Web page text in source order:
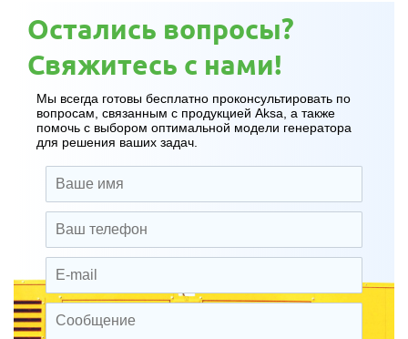
Остались вопросы?
Свяжитесь с нами!
Мы всегда готовы бесплатно проконсультировать по
вопросам, связанным с продукцией Aksa, а также
помочь с выбором оптимальной модели генератора
для решения ваших задач.